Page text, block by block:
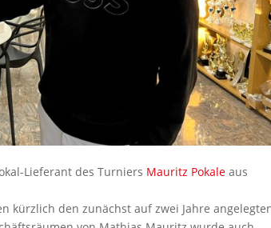
Lieferant des Turniers Mauritz Pokale aus
kürzlich den zunächst auf zwei Jahre